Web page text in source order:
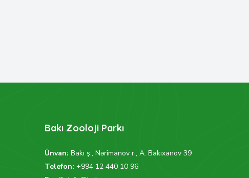
Bakı Zooloji Parkı
Ünvan: Bakı ş., Nərimanov r., A. Bakıxanov 39
Telefon: +994 12 440 10 96